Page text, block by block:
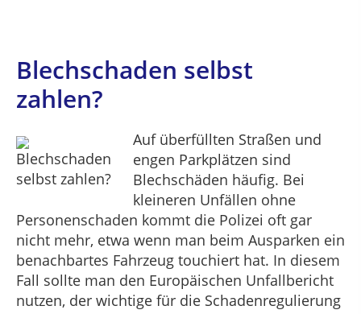
Blechschaden selbst
zahlen?
Auf überfüllten Straßen und
engen Parkplätzen sind
Blechschäden häufig. Bei
kleineren Unfällen ohne
Personenschaden kommt die Polizei oft gar
nicht mehr, etwa wenn man beim Ausparken ein
benachbartes Fahrzeug touchiert hat. In diesem
Fall sollte man den Europäischen Unfallbericht
nutzen, der wichtige für die Schadenregulierung